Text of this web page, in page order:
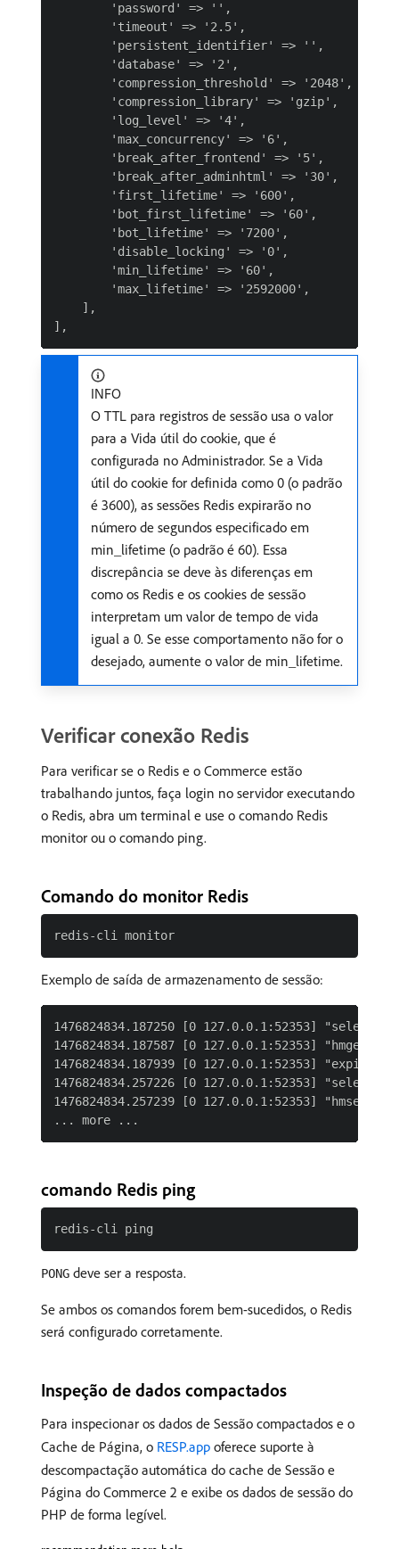
        'password' => '',
        'timeout' => '2.5',
        'persistent_identifier' => '',
        'database' => '2',
        'compression_threshold' => '2048',
        'compression_library' => 'gzip',
        'log_level' => '4',
        'max_concurrency' => '6',
        'break_after_frontend' => '5',
        'break_after_adminhtml' => '30',
        'first_lifetime' => '600',
        'bot_first_lifetime' => '60',
        'bot_lifetime' => '7200',
        'disable_locking' => '0',
        'min_lifetime' => '60',
        'max_lifetime' => '2592000',
    ],
INFO
O TTL para registros de sessão usa o valor
para a Vida útil do cookie, que é
configurada no Administrador. Se a Vida
útil do cookie for definida como 0 (o padrão
é 3600), as sessões Redis expirarão no
número de segundos especificado em
min_lifetime (o padrão é 60). Essa
discrepância se deve às diferenças em
como os Redis e os cookies de sessão
interpretam um valor de tempo de vida
igual a 0. Se esse comportamento não for o
desejado, aumente o valor de min_lifetime.
Verificar conexão Redis
Para verificar se o Redis e o Commerce estão
trabalhando juntos, faça login no servidor executando
o Redis, abra um terminal e use o comando Redis
monitor ou o comando ping.
Comando do monitor Redis
Exemplo de saída de armazenamento de sessão:
1476824834.187250 [0 127.0.0.1:52353] "select"
1476824834.187587 [0 127.0.0.1:52353] "hmget"
1476824834.187939 [0 127.0.0.1:52353] "expire"
1476824834.257226 [0 127.0.0.1:52353] "select"
1476824834.257239 [0 127.0.0.1:52353]
comando Redis ping
PONG deve ser a resposta.
Se ambos os comandos forem bem-sucedidos, o Redis
será configurado corretamente.
Inspeção de dados compactados
Para inspecionar os dados de Sessão compactados e o
Cache de Página, o RESP.app oferece suporte à
descompactação automática do cache de Sessão e
Página do Commerce 2 e exibe os dados de sessão do
PHP de forma legível.